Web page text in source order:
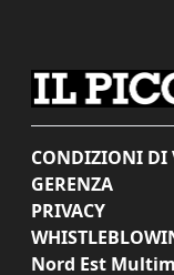
CONDIZIONI DI
GERENZA
PRIVACY
Nord Est